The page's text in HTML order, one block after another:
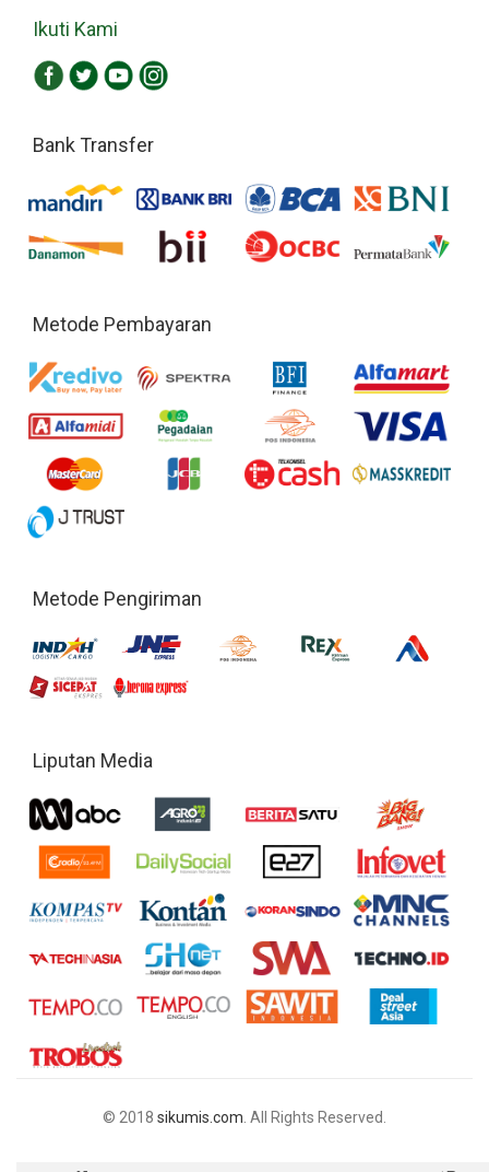
Ikuti Kami
Bank Transfer
Metode Pembayaran
Metode Pengiriman
Liputan Media
© 2018 sikumis.com . All Rights Reserved.